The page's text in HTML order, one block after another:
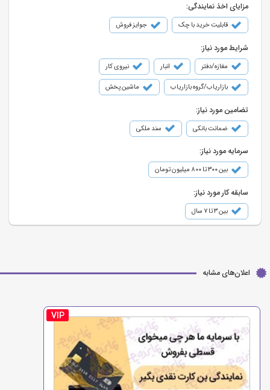
مزایای اخذ نمایندگی:
قابلیت خرید با چک جوایز فروش
شرایط مورد نیاز:
مغازه/دفتر انبار نیروی کار
بازاریاب/گروه بازاریاب ماشین پخش
تضامین مورد نیاز:
ضمانت بانکی سند ملکی
سرمایه مورد نیاز:
بین ۳۰۰ تا ۸۰۰ میلیون تومان
سابقه کار مورد نیاز:
بین ۳ تا ۷ سال
اعلان‌های مشابه
VIP